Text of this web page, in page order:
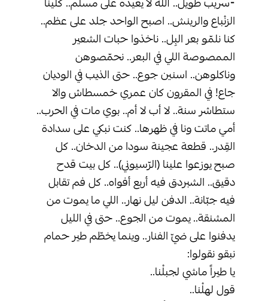
‏⁃سريب طويل.. الله لا يعيده على مسلم.. كلينا
الزنْباع والرينش.. اصبح الواحد جلد على عظم..
كنا نلمّو بعر البِل.. ناخذوا حبات الشعير
الممصوصة اللي في البعر.. نحمّصوهن
وناكلوهن.. اسنين جوع.. حتى الذيب في الوديان
جاع! في المقرون كان عمري خمسطاش والا
ستطاشر سنة.. لا أب لا أم.. بوي مات في الحرب..
أمي ماتت ونا في ظهرها.. كنت نبكي على سدادة
القِدر.. قطعة عجينة سودا من الدخان.. كل
صبح يوزعوا علينا (الرّسيوني).. كل بيت قدح
دقيق.. الشبردق فيه أربع أفواه.. كل فم تقابل
فيه جبّانة.. الدفن ليل نهار.. اللي ما يموت من
المشنقة.. يموت من الجوع.. حتى في الليل
يدفنوا على ضيّ الفنار.. وينما يخطّم طير حمام
نبقو نقولوا:
‏يا طيراً ماشي لجبلْنا..
‏قول لهلْنا..